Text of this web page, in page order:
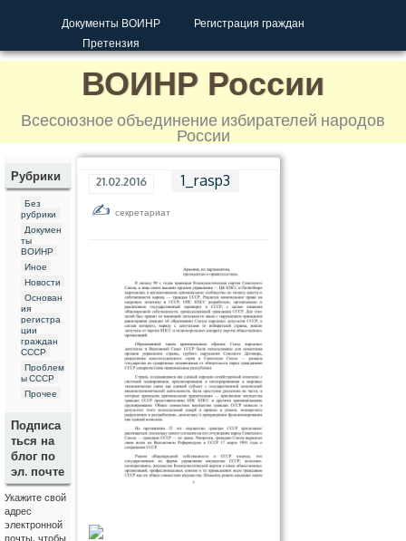
Документы ВОИНР
Регистрация граждан
Претензия
ВОИНР России
Всесоюзное объединение избирателей народов
России
Рубрики
Без
рубрики
Докумен
ты
ВОИНР
Иное
Новости
Основан
ия
регистра
ции
граждан
СССР
Проблем
ы СССР
Прочее
Подписа
ться на
блог по
эл. почте
Укажите свой
адрес
электронной
почты, чтобы
21.02.2016 1_rasp3
секретариат